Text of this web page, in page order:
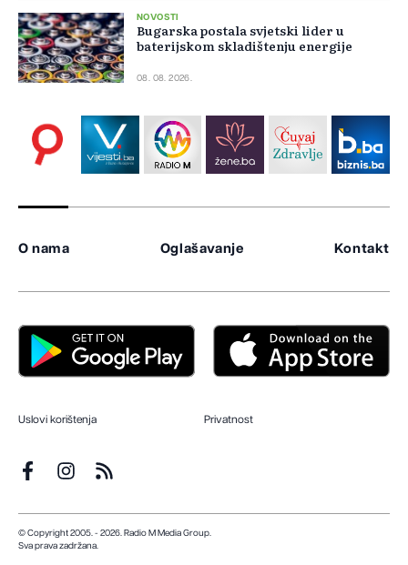
NOVOSTI
Bugarska postala svjetski lider u
baterijskom skladištenju energije
08. 08. 2026.
O nama Oglašavanje Kontakt
Uslovi korištenja Privatnost
© Copyright 2005. - 2026. Radio M Media Group.
Sva prava zadržana.